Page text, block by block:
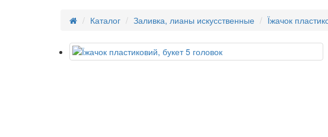
Каталог Заливка, лианы искусственные Їжачок